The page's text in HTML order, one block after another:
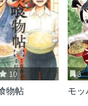
10
物帖
3
モッ